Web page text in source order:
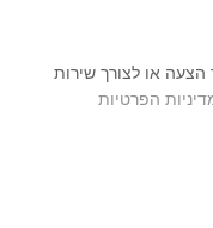
או לצורך שירות
הפרטיות